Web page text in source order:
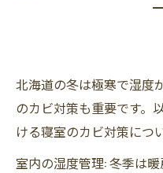
北海道の冬は極寒で湿度
のカビ対策も重要です。
ける寝室のカビ対策につ
室内の湿度管理: 冬季は